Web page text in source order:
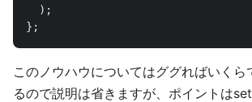
);
};
このノウハウについてはググればいくら
るので説明は省きますが、ポイントは